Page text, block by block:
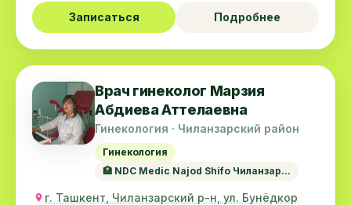
Записаться Подробнее
Врач гинеколог Марзия
Абдиева Аттелаевна
Гинекология · Чиланзарский район
Гинекология
🏥 NDC Medic Najod Shifo Чиланзар...
г. Ташкент, Чиланзарский р-н, ул. Бунёдкор